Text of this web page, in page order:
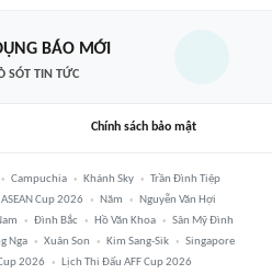
BÁO MỚI
SÓT TIN TỨC
Chính sách bảo mật
Campuchia Khánh Sky
Trần Đình Tiệp
ASEAN Cup 2026 Năm
Nguyễn Văn Hợi
Đình Bắc Hồ Văn Khoa
Sân Mỹ Đình
Nga Xuân Son Kim Sang-Sik
Singapore
2026
Lịch Thi Đấu AFF Cup 2026